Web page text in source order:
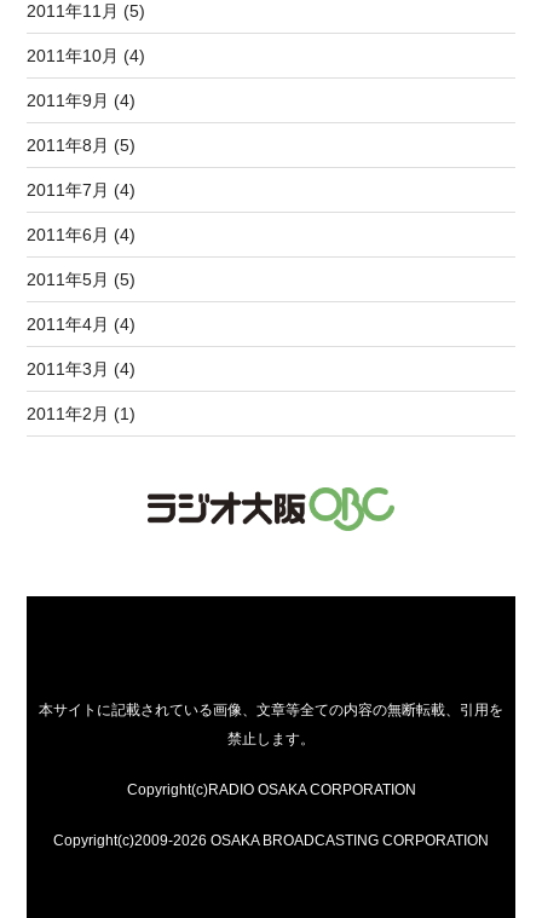
2011年11月 (5)
2011年10月 (4)
2011年9月 (4)
2011年8月 (5)
2011年7月 (4)
2011年6月 (4)
2011年5月 (5)
2011年4月 (4)
2011年3月 (4)
2011年2月 (1)
本サイトに記載されている画像、文章等全ての内容の無断転載、引用を
禁止します。
Copyright(c)RADIO OSAKA CORPORATION
Copyright(c)2009-2026 OSAKA BROADCASTING CORPORATION